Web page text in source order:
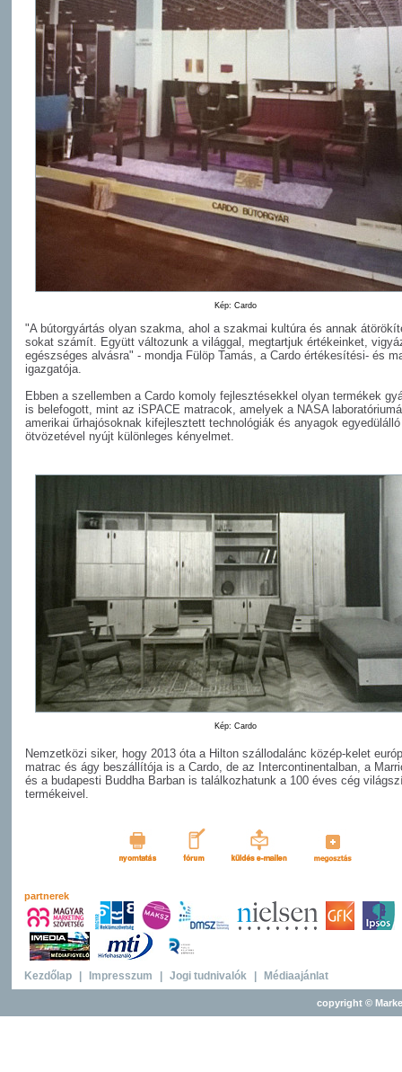
Kép: Cardo
"A bútorgyártás olyan szakma, ahol a szakmai kultúra és annak
sokat számít. Együtt változunk a világgal, megtartjuk értékeinket,
egészséges alvásra" - mondja Fülöp Tamás, a Cardo értékesítési- és
igazgatója.
Ebben a szellemben a Cardo komoly fejlesztésekkel olyan termékek
is belefogott, mint az iSPACE matracok, amelyek a NASA
amerikai űrhajósoknak kifejlesztett technológiák és anyagok egyedülálló
ötvözetével nyújt különleges kényelmet.
Kép: Cardo
Nemzetközi siker, hogy 2013 óta a Hilton szállodalánc közép-kelet
matrac és ágy beszállítója is a Cardo, de az Intercontinentalban, a
és a budapesti Buddha Barban is találkozhatunk a 100 éves cég
termékeivel.
partnerek
Kezdőlap Impresszum Jogi tudnivalók Médiaajánlat
copyright ©